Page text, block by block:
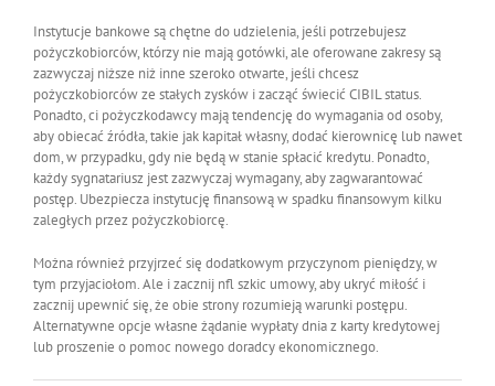
Instytucje bankowe są chętne do udzielenia, jeśli potrzebujesz
pożyczkobiorców, którzy nie mają gotówki, ale oferowane zakresy są
zazwyczaj niższe niż inne szeroko otwarte, jeśli chcesz
pożyczkobiorców ze stałych zysków i zacząć świecić CIBIL status.
Ponadto, ci pożyczkodawcy mają tendencję do wymagania od osoby,
aby obiecać źródła, takie jak kapitał własny, dodać kierownicę lub nawet
dom, w przypadku, gdy nie będą w stanie spłacić kredytu. Ponadto,
każdy sygnatariusz jest zazwyczaj wymagany, aby zagwarantować
postęp. Ubezpiecza instytucję finansową w spadku finansowym kilku
zaległych przez pożyczkobiorcę.
Można również przyjrzeć się dodatkowym przyczynom pieniędzy, w
tym przyjaciołom. Ale i zacznij nfl szkic umowy, aby ukryć miłość i
zacznij upewnić się, że obie strony rozumieją warunki postępu.
Alternatywne opcje własne żądanie wypłaty dnia z karty kredytowej
lub proszenie o pomoc nowego doradcy ekonomicznego.